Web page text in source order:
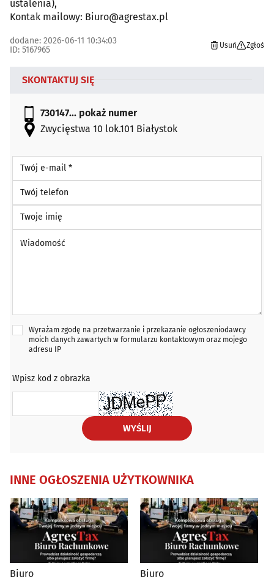
ustalenia),
Kontak mailowy: Biuro@agrestax.pl
dodane: 2026-06-11 10:34:03
ID: 5167965
Usuń Zgłoś
SKONTAKTUJ SIĘ
730147... pokaż numer
Zwycięstwa 10 lok.101 Białystok
Twój e-mail *
Twój telefon
Twoje imię
Wyrażam zgodę na przetwarzanie i przekazanie ogłoszeniodawcy
moich danych zawartych w formularzu kontaktowym oraz mojego
adresu IP
Wpisz kod z obrazka
WYŚLIJ
INNE OGŁOSZENIA UŻYTKOWNIKA
Biuro Biuro